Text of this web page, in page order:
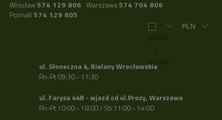
Wrocław 574 129 806 Warszawa574 704 806
Poznań 574 129 805
ul. Słoneczna 4, Bielany Wrocławskie
Pn-Pt 09:30 - 17:30
ul. Farysa 44B - wjazd od ul.Prozy, Warszawa
Pn-Pt 10:00 - 18:00 / Sb 11:00 - 14:00